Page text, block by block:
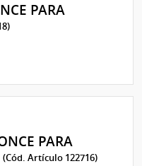
PARA
PARA
(Cód. Artículo 122716)